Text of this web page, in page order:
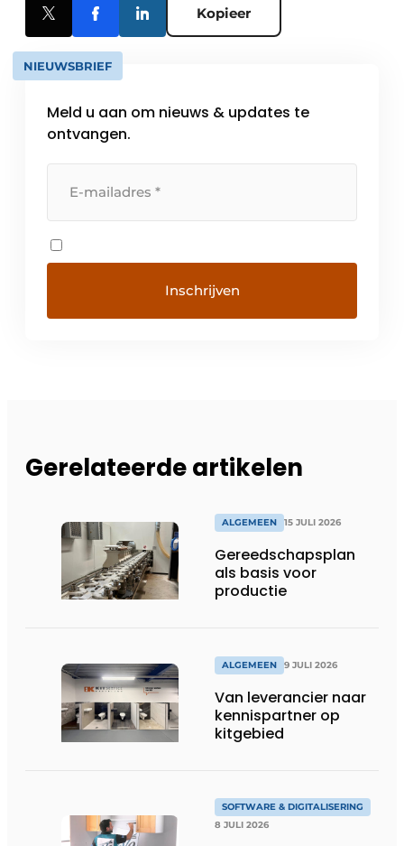
Kopieer
NIEUWSBRIEF
Meld u aan om nieuws & updates te
ontvangen.
Gerelateerde artikelen
ALGEMEEN 15 JULI 2026
Gereedschapsplan
als basis voor
productie
ALGEMEEN 9 JULI 2026
Van leverancier naar
kennispartner op
kitgebied
SOFTWARE & DIGITALISERING
8 JULI 2026